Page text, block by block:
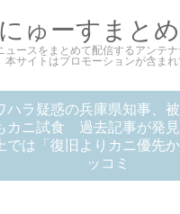
ゅーすまと
ュースをまとめて配信するアンテナ
本サイトはプロモーションが含まれ
ハラ疑惑の兵庫県知事、
カニ試食 過去記事が発
では「復旧よりカニ優先
ッコミ